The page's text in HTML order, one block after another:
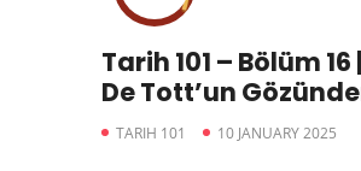
Tarih 101 – Bölüm
De Tott’un
Yüzyılda İstanbul ve
Osmanlı (2. Bölüm)
TARIH 101 10 JANUARY 2025